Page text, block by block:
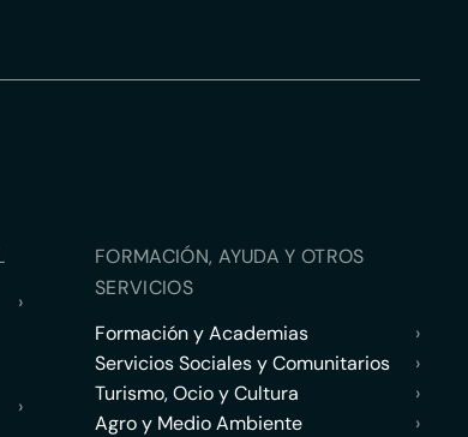
›
›
FORMACIÓN, AYUDA Y OTROS
SERVICIOS
Formación y Academias
›
Servicios Sociales y Comunitarios
›
Turismo, Ocio y Cultura
›
Agro y Medio Ambiente
›